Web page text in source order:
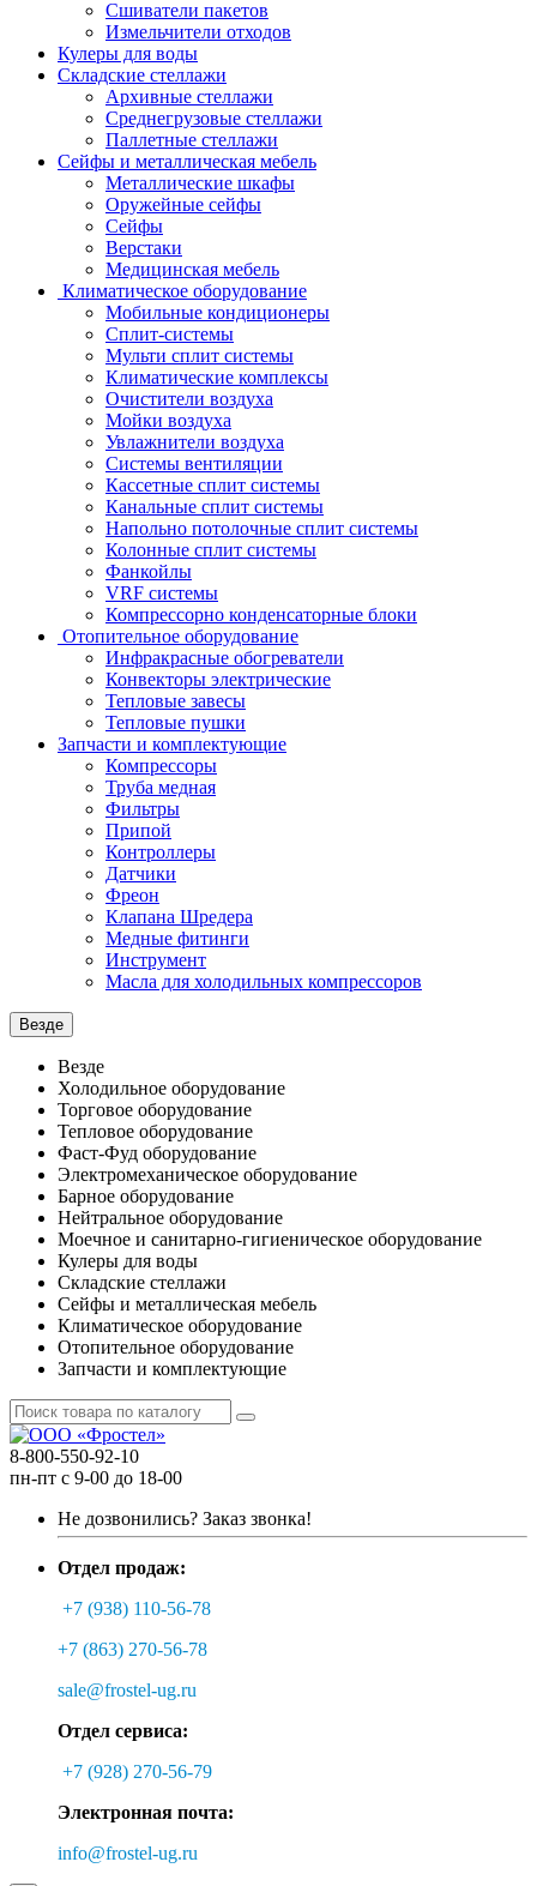
Сшиватели пакетов
Измельчители отходов
Кулеры для воды
Складские стеллажи
Архивные стеллажи
Среднегрузовые стеллажи
Паллетные стеллажи
Сейфы и металлическая мебель
Металлические шкафы
Оружейные сейфы
Сейфы
Верстаки
Медицинская мебель
Климатическое оборудование
Мобильные кондиционеры
Сплит-системы
Мульти сплит системы
Климатические комплексы
Очистители воздуха
Мойки воздуха
Увлажнители воздуха
Системы вентиляции
Кассетные сплит системы
Канальные сплит системы
Напольно потолочные сплит системы
Колонные сплит системы
Фанкойлы
VRF системы
Компрессорно конденсаторные блоки
Отопительное оборудование
Инфракрасные обогреватели
Конвекторы электрические
Тепловые завесы
Тепловые пушки
Запчасти и комплектующие
Компрессоры
Труба медная
Фильтры
Припой
Контроллеры
Датчики
Фреон
Клапана Шредера
Медные фитинги
Инструмент
Масла для холодильных компрессоров
Везде
Везде
Холодильное оборудование
Торговое оборудование
Тепловое оборудование
Фаст-Фуд оборудование
Электромеханическое оборудование
Барное оборудование
Нейтральное оборудование
Моечное и санитарно-гигиеническое оборудование
Кулеры для воды
Складские стеллажи
Сейфы и металлическая мебель
Климатическое оборудование
Отопительное оборудование
Запчасти и комплектующие
8-800-550-92-10
пн-пт с 9-00 до 18-00
Не дозвонились? Заказ звонка!
Отдел продаж:
+7 (938) 110-56-78
+7 (863) 270-56-78
sale@frostel-ug.ru
Отдел сервиса:
+7 (928) 270-56-79
Электронная почта:
info@frostel-ug.ru